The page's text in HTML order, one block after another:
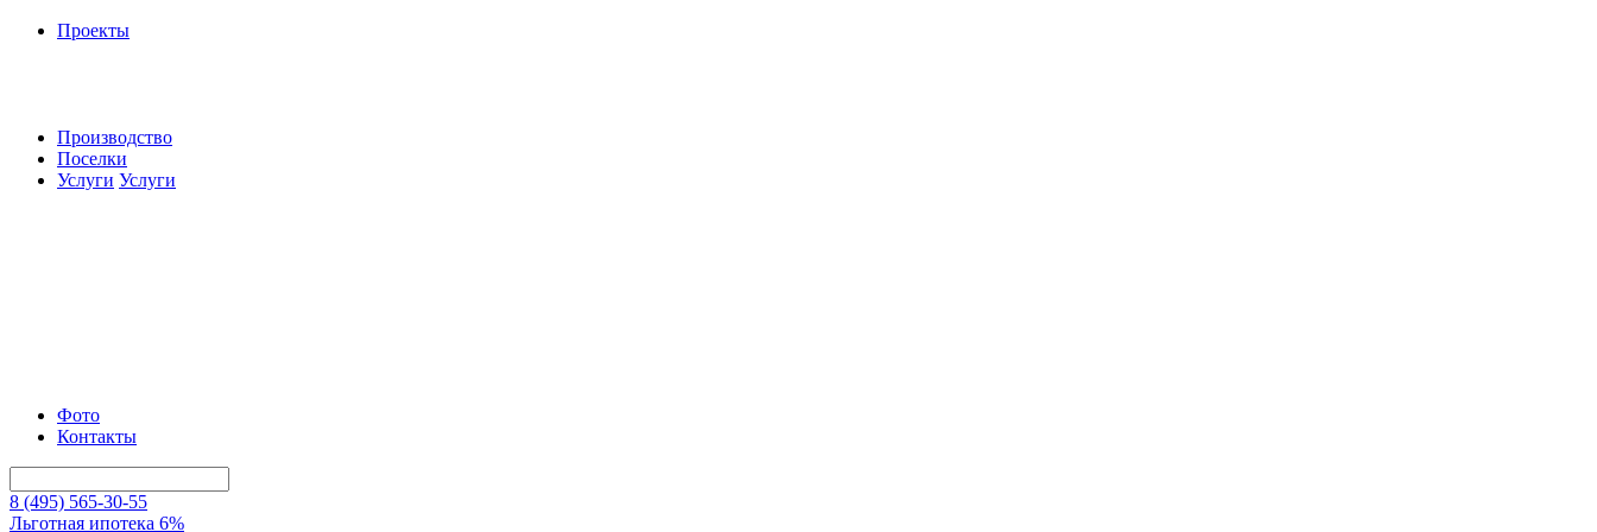
Проекты
Производство
Поселки
Услуги Услуги
Фото
Контакты
8 (495) 565-30-55
Льготная ипотека 6%